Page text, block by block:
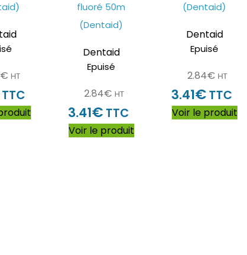
€ HT
TTC
fluoré 50m
(Dentaid)
Dentaid
Epuisé
2.84€ HT
3.41€ TTC
Voir le produit
(Dentaid)
Dentaid
Epuisé
2.84€ HT
3.41€ TTC
Voir le produit